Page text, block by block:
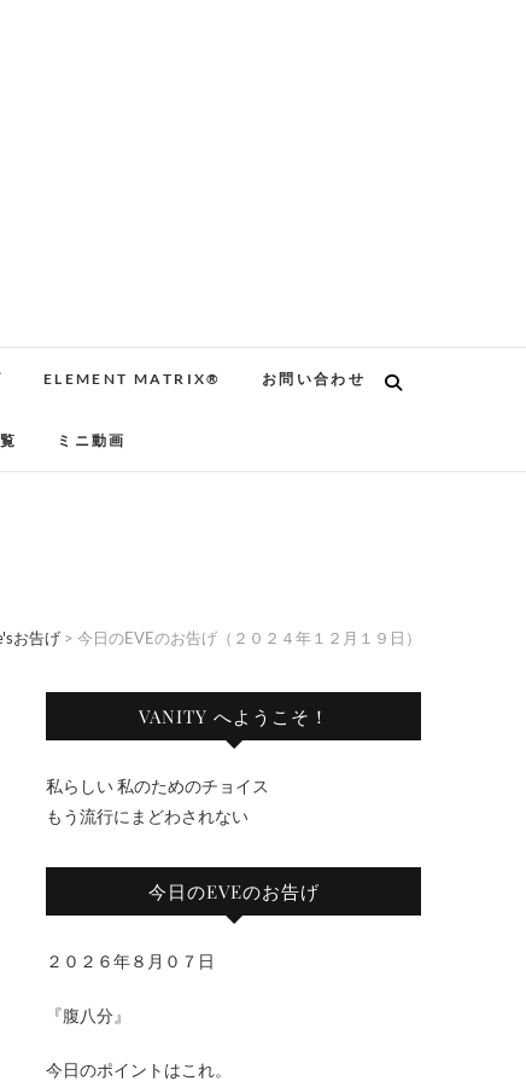
ELEMENT MATRIX® お問い合わせ
ミニ動画
お告げ > 今日のEVEのお告げ（２０２４年１２月１９日）
VANITY へようこそ！
私らしい 私のためのチョイス
もう流行にまどわされない
今日のEVEのお告げ
２０２６年８月０７日
『腹八分』
今日のポイントはこれ。